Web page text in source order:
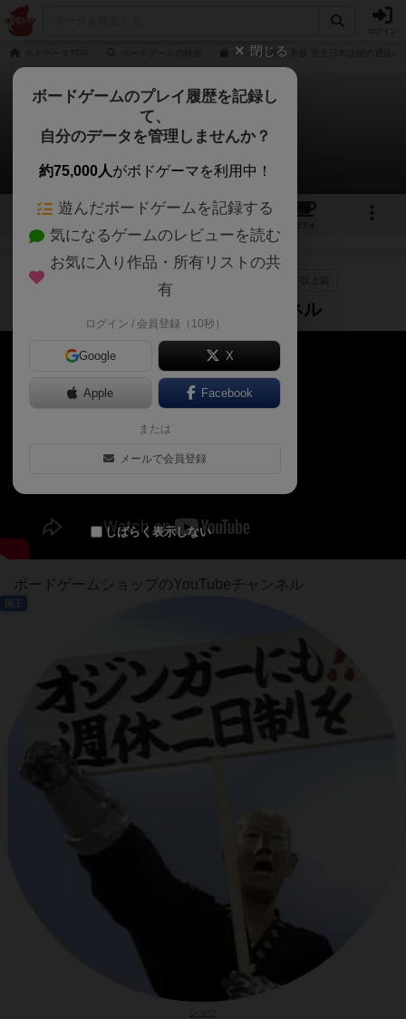
インカの黄金 新版 完全日本語版の通販/
インカの黄金
4件の動画
13 4 60
カフェ
作品紹介 プレイ/実況
【インカの黄金】あすこねチャンネル
ボードゲームショップのYouTubeチャンネル
国王
閉じる
ボードゲームのプレイ履歴を記録し
て、
自分のデータを管理しませんか？
約75,000人がボドゲーマを利用中！
遊んだボードゲームを記録する
気になるゲームのレビューを読む
お気に入り作品・所有リストの共
有
ログイン / 会員登録（10秒）
Google X
Apple Facebook
または
メールで会員登録
しばらく表示しない